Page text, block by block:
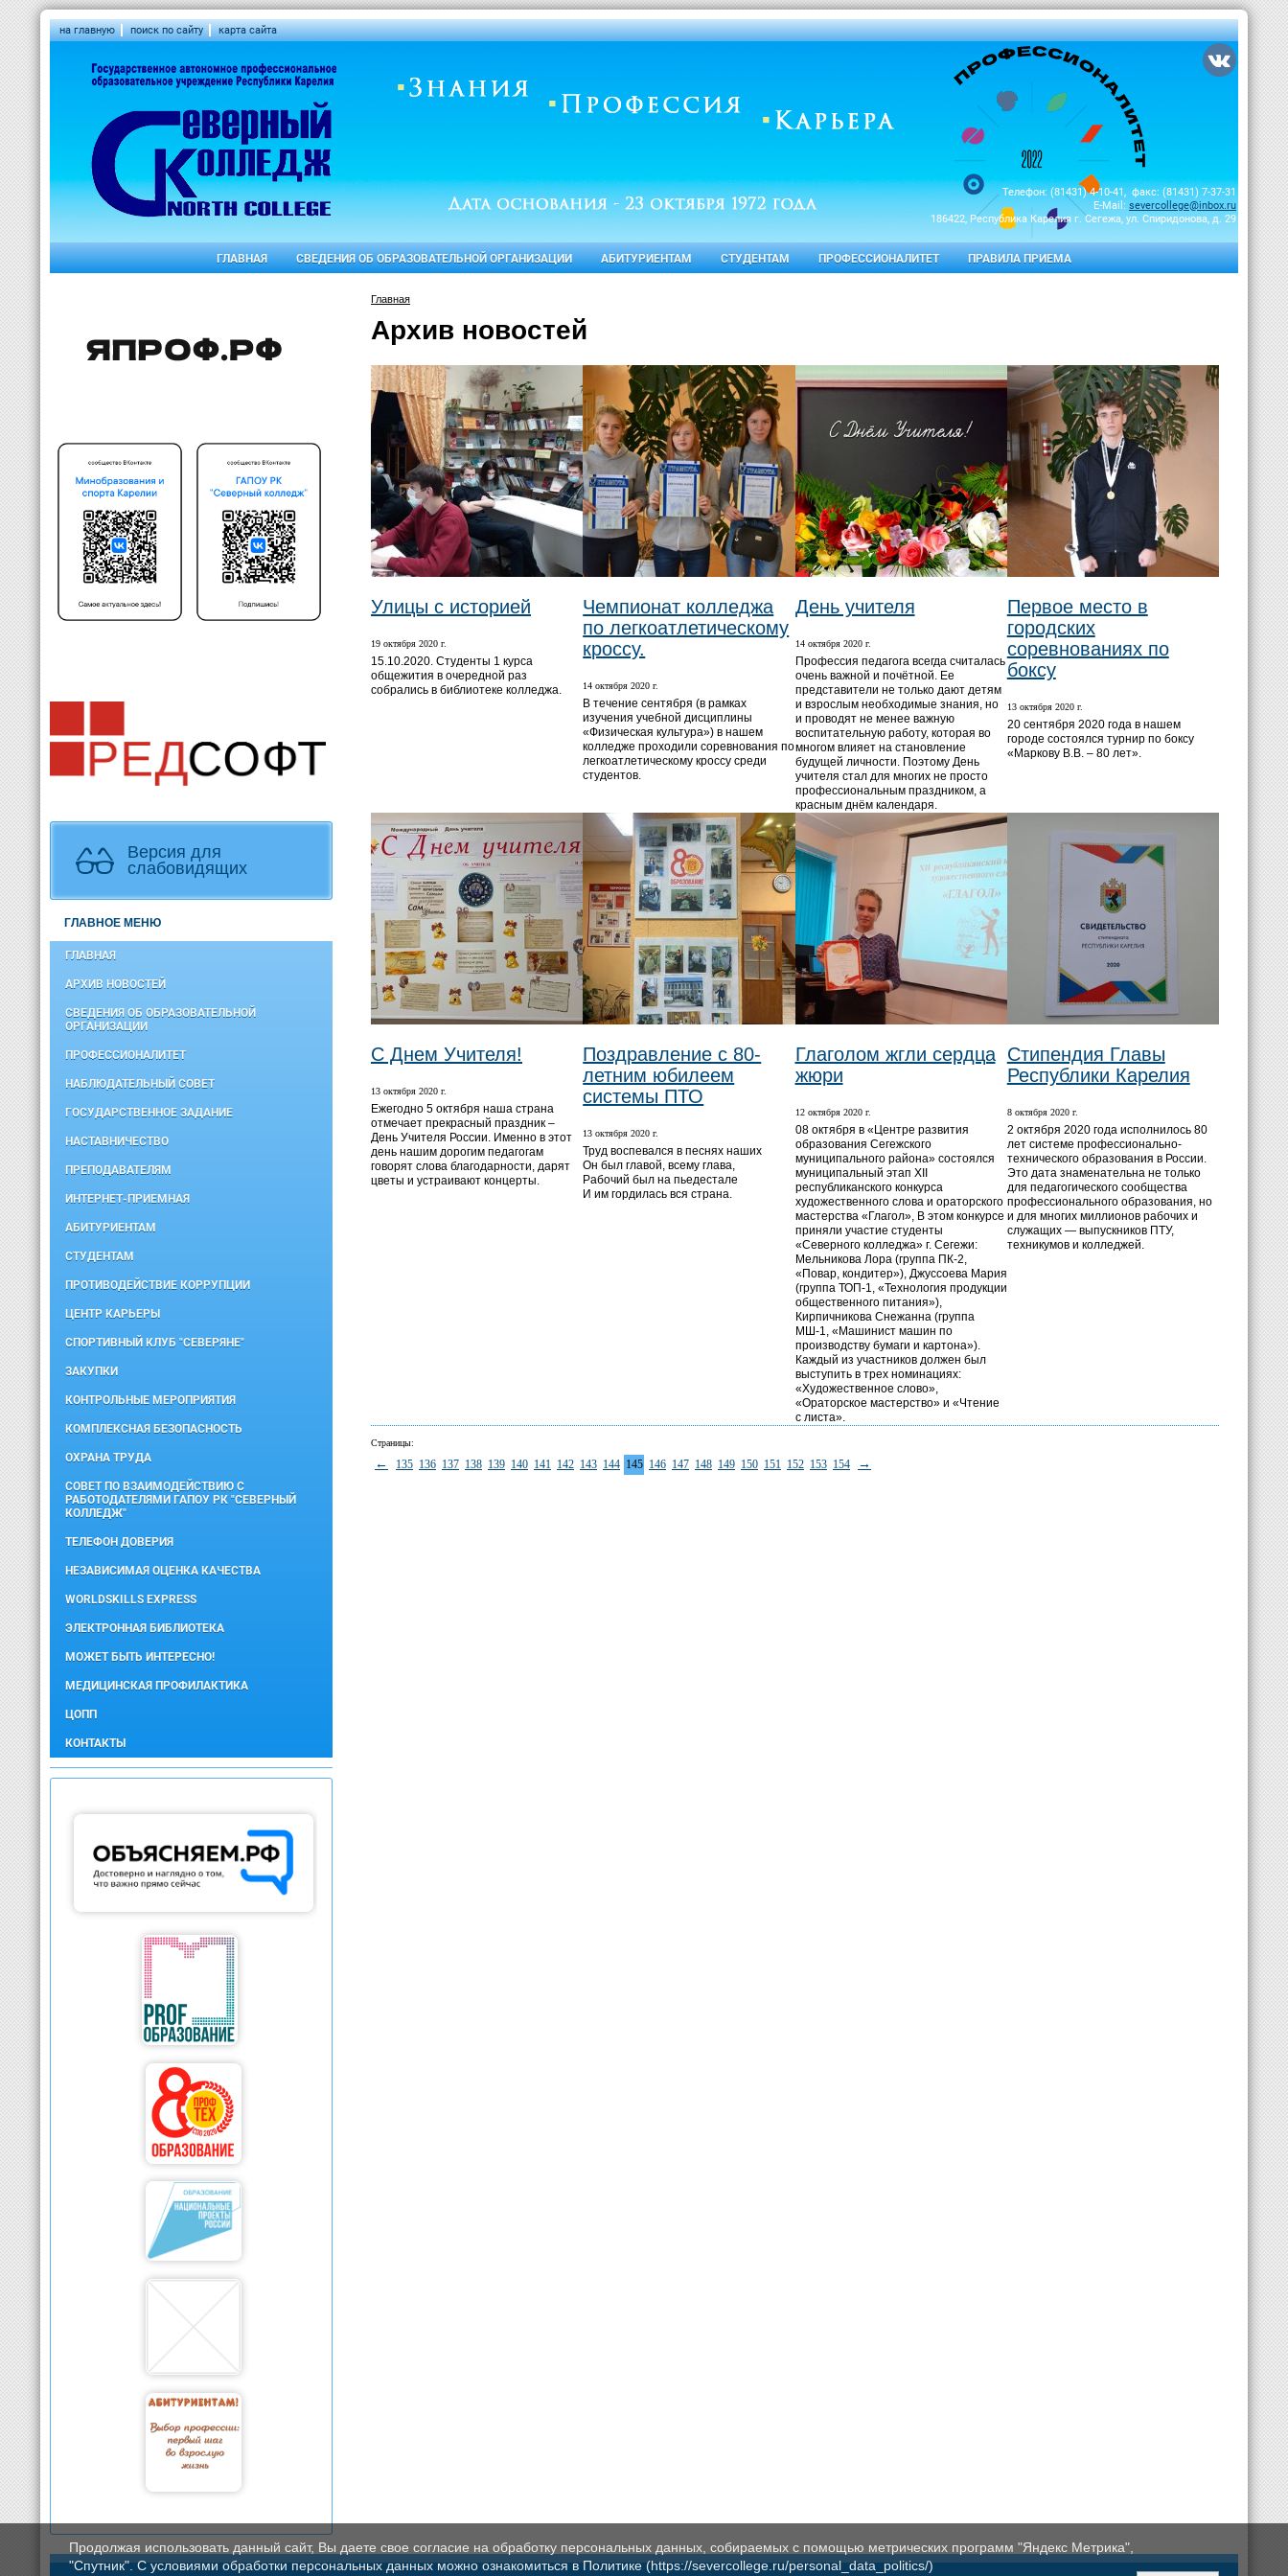
на главную поиск по сайту карта сайта
Телефон: (81431) 4-10-41, факс: (81431) 7-37-31
E-Mail: severcollege@inbox.ru
186422, Республика Карелия г. Сегежа, ул. Спиридонова, д. 29
ГЛАВНАЯ СВЕДЕНИЯ ОБ ОБРАЗОВАТЕЛЬНОЙ ОРГАНИЗАЦИИ АБИТУРИЕНТАМ СТУДЕНТАМ ПРОФЕССИОНАЛИТЕТ ПРАВИЛА ПРИЕМА
Версия для
слабовидящих
ГЛАВНОЕ МЕНЮ
ГЛАВНАЯ
АРХИВ НОВОСТЕЙ
СВЕДЕНИЯ ОБ ОБРАЗОВАТЕЛЬНОЙ
ОРГАНИЗАЦИИ
ПРОФЕССИОНАЛИТЕТ
НАБЛЮДАТЕЛЬНЫЙ СОВЕТ
ГОСУДАРСТВЕННОЕ ЗАДАНИЕ
НАСТАВНИЧЕСТВО
ПРЕПОДАВАТЕЛЯМ
ИНТЕРНЕТ-ПРИЕМНАЯ
АБИТУРИЕНТАМ
СТУДЕНТАМ
ПРОТИВОДЕЙСТВИЕ КОРРУПЦИИ
ЦЕНТР КАРЬЕРЫ
СПОРТИВНЫЙ КЛУБ "СЕВЕРЯНЕ"
ЗАКУПКИ
КОНТРОЛЬНЫЕ МЕРОПРИЯТИЯ
КОМПЛЕКСНАЯ БЕЗОПАСНОСТЬ
ОХРАНА ТРУДА
СОВЕТ ПО ВЗАИМОДЕЙСТВИЮ С
РАБОТОДАТЕЛЯМИ ГАПОУ РК "СЕВЕРНЫЙ
КОЛЛЕДЖ"
ТЕЛЕФОН ДОВЕРИЯ
НЕЗАВИСИМАЯ ОЦЕНКА КАЧЕСТВА
WORLDSKILLS EXPRESS
ЭЛЕКТРОННАЯ БИБЛИОТЕКА
МОЖЕТ БЫТЬ ИНТЕРЕСНО!
МЕДИЦИНСКАЯ ПРОФИЛАКТИКА
ЦОПП
КОНТАКТЫ
Главная
Архив новостей
Улицы с историей
19 октября 2020 г.
15.10.2020. Студенты 1 курса
общежития в очередной раз
собрались в библиотеке колледжа.
Чемпионат колледжа
по легкоатлетическому
кроссу.
14 октября 2020 г.
В течение сентября (в рамках
изучения учебной дисциплины
«Физическая культура») в нашем
колледже проходили соревнования по
легкоатлетическому кроссу среди
студентов.
День учителя
14 октября 2020 г.
Профессия педагога всегда считалась
очень важной и почётной. Ее
представители не только дают детям
и взрослым необходимые знания, но
и проводят не менее важную
воспитательную работу, которая во
многом влияет на становление
будущей личности. Поэтому День
учителя стал для многих не просто
профессиональным праздником, а
красным днём календаря.
Первое место в
городских
соревнованиях по
боксу
13 октября 2020 г.
20 сентября 2020 года в нашем
городе состоялся турнир по боксу
«Маркову В.В. – 80 лет».
С Днем Учителя!
13 октября 2020 г.
Ежегодно 5 октября наша страна
отмечает прекрасный праздник –
День Учителя России. Именно в этот
день нашим дорогим педагогам
говорят слова благодарности, дарят
цветы и устраивают концерты.
Поздравление с 80-
летним юбилеем
системы ПТО
13 октября 2020 г.
Труд воспевался в песнях наших
Он был главой, всему глава,
Рабочий был на пьедестале
И им гордилась вся страна.
Глаголом жгли сердца
жюри
12 октября 2020 г.
08 октября в «Центре развития
образования Сегежского
муниципального района» состоялся
муниципальный этап XII
республиканского конкурса
художественного слова и ораторского
мастерства «Глагол», В этом конкурсе
приняли участие студенты
«Северного колледжа» г. Сегежи:
Мельникова Лора (группа ПК-2,
«Повар, кондитер»), Джуссоева Мария
(группа ТОП-1, «Технология продукции
общественного питания»),
Кирпичникова Снежанна (группа
МШ-1, «Машинист машин по
производству бумаги и картона»).
Каждый из участников должен был
выступить в трех номинациях:
«Художественное слово»,
«Ораторское мастерство» и «Чтение
с листа».
Стипендия Главы
Республики Карелия
8 октября 2020 г.
2 октября 2020 года исполнилось 80
лет системе профессионально-
технического образования в России.
Это дата знаменательна не только
для педагогического сообщества
профессионального образования, но
и для многих миллионов рабочих и
служащих — выпускников ПТУ,
техникумов и колледжей.
Страницы:
← 135 136 137 138 139 140 141 142 143 144 145 146 147 148 149 150 151 152 153 154 →
Продолжая использовать данный сайт, Вы даете свое согласие на обработку персональных данных, собираемых с помощью метрических программ "Яндекс Метрика",
"Спутник". С условиями обработки персональных данных можно ознакомиться в Политике (https://severcollege.ru/personal_data_politics/)